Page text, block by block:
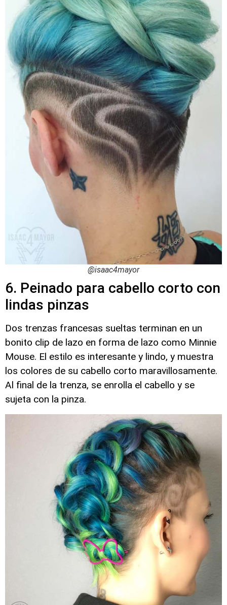
@isaac4mayor
6. Peinado para cabello corto con
lindas pinzas
Dos trenzas francesas sueltas terminan en un
bonito clip de lazo en forma de lazo como Minnie
Mouse. El estilo es interesante y lindo, y muestra
los colores de su cabello corto maravillosamente.
Al final de la trenza, se enrolla el cabello y se
sujeta con la pinza.